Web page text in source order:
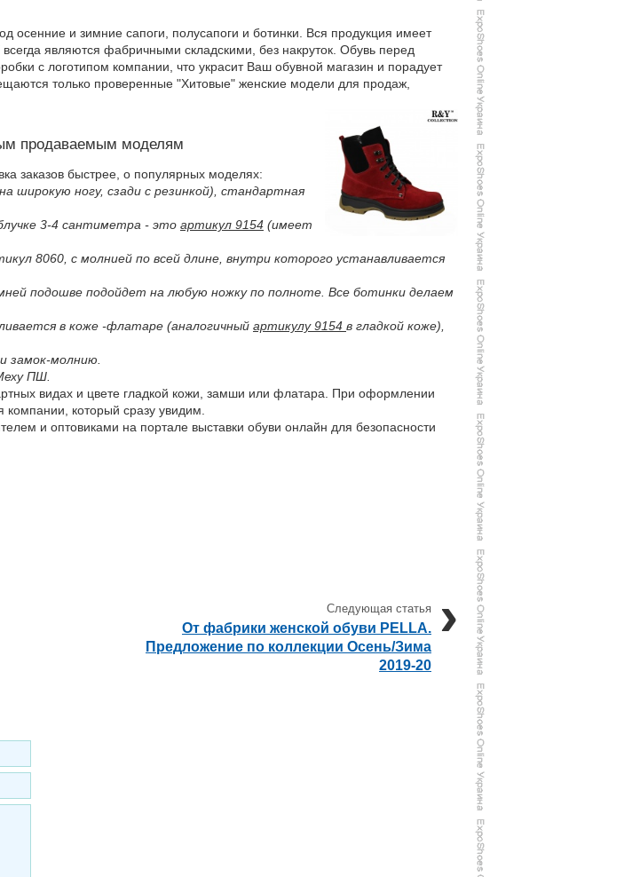
и зимние сапоги, полусапоги и ботинки. Вся продукция имеет
являются фабричными складскими, без накруток. Обувь перед
с логотипом компании, что украсит Ваш обувной магазин и порадует
только проверенные "Хитовые" женские модели для продаж,
продаваемым моделям
заказов быстрее, о популярных моделях:
широкую ногу, сзади с резинкой), стандартная
3-4 сантиметра - это артикул 9154 (имеет
8060, с молнией по всей длине, внутри которого устанавливается
подошве подойдет на любую ножку по полноте. Все ботинки делаем
в коже -флатаре (аналогичный артикулу 9154 в гладкой коже),
замок-молнию.
ПШ.
видах и цвете гладкой кожи, замши или флатара. При оформлении
который сразу увидим.
и оптовиками на портале выставки обуви онлайн для безопасности
От фабрики женской обуви PELLA.
Предложение по коллекции Осень/Зима
2019-20